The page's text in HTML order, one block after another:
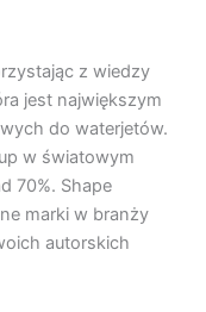
z wiedzy
jest największym
do waterjetów.
w światowym
70%. Shape
marki w branży
autorskich